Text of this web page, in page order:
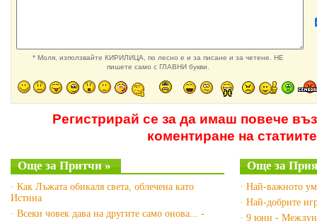
* Моля, използвайте КИРИЛИЦА, по лесно е и за писане и за четене. НЕ
пишете само с ГЛАВНИ букви.
Регистрирай се за да имаш повече
коментиране на статиите
Още за Притчи »
· Как Лъжата обикаля света, облечена като
Истина
· Всеки човек дава на другите само онова... -
Още за
· Най-важното
· Най-добрите
· 9 юни -